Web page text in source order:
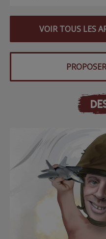
VOIR TOUS LES